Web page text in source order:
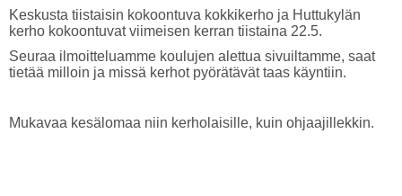
Keskusta tiistaisin kokoontuva kokkikerho ja Huttukylän
kerho kokoontuvat viimeisen kerran tiistaina 22.5.
Seuraa ilmoitteluamme koulujen alettua sivuiltamme, saat
tietää milloin ja missä kerhot pyörätävät taas käyntiin.
Mukavaa kesälomaa niin kerholaisille, kuin ohjaajillekkin.